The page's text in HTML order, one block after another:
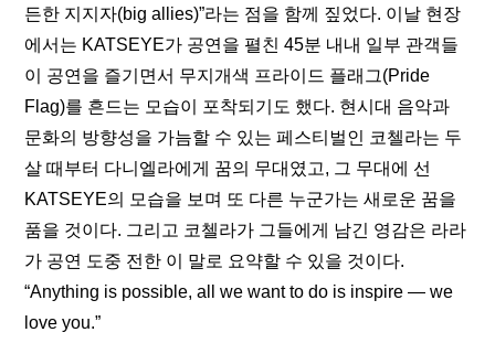
든한 지지자(big allies)”라는 점을 함께 짚었다. 이날 현장
에서는 KATSEYE가 공연을 펼친 45분 내내 일부 관객들
이 공연을 즐기면서 무지개색 프라이드 플래그(Pride
Flag)를 흔드는 모습이 포착되기도 했다. 현시대 음악과
문화의 방향성을 가늠할 수 있는 페스티벌인 코첼라는 두
살 때부터 다니엘라에게 꿈의 무대였고, 그 무대에 선
KATSEYE의 모습을 보며 또 다른 누군가는 새로운 꿈을
품을 것이다. 그리고 코첼라가 그들에게 남긴 영감은 라라
가 공연 도중 전한 이 말로 요약할 수 있을 것이다.
“Anything is possible, all we want to do is inspire — we
love you.”